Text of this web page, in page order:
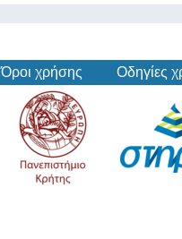
Όροι χρήσης Οδηγίες